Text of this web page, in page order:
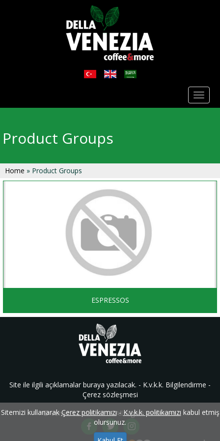
Toggle
Product Groups
Home » Product Groups
ESPRESSOS
Site ile ilgili açıklamalar buraya yazılacak. - K.v.k.k. Bilgilendirme -
Çerez sözleşmesi
© Venezia Coffe. 2018 All Rights Reserved.
Sitemizi kullanarakÇerez politikamızı-K.v.k.k. politikamızı kabul etmiş
olursunuz.